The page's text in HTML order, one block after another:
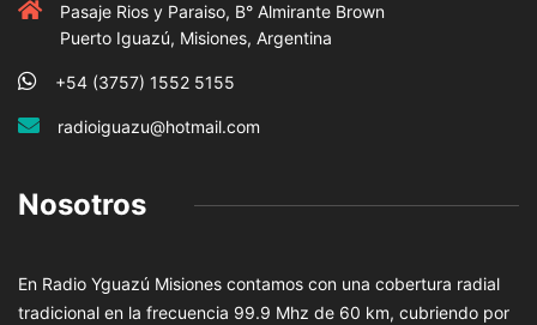
Pasaje Rios y Paraiso, B° Almirante Brown
Puerto Iguazú, Misiones, Argentina
+54 (3757) 1552 5155
radioiguazu@hotmail.com
Nosotros
En Radio Yguazú Misiones contamos con una cobertura radial
tradicional en la frecuencia 99.9 Mhz de 60 km, cubriendo por